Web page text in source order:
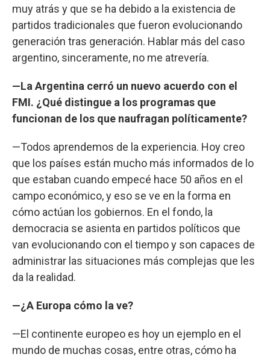
muy atrás y que se ha debido a la existencia de
partidos tradicionales que fueron evolucionando
generación tras generación. Hablar más del caso
argentino, sinceramente, no me atrevería.
—La Argentina cerró un nuevo acuerdo con el
FMI. ¿Qué distingue a los programas que
funcionan de los que naufragan políticamente?
—Todos aprendemos de la experiencia. Hoy creo
que los países están mucho más informados de lo
que estaban cuando empecé hace 50 años en el
campo económico, y eso se ve en la forma en
cómo actúan los gobiernos. En el fondo, la
democracia se asienta en partidos políticos que
van evolucionando con el tiempo y son capaces de
administrar las situaciones más complejas que les
da la realidad.
—¿A Europa cómo la ve?
—El continente europeo es hoy un ejemplo en el
mundo de muchas cosas, entre otras, cómo ha